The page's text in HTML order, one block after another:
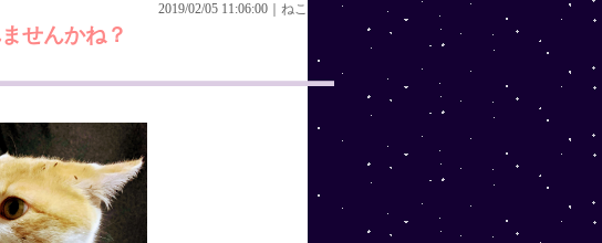
2019/02/05 11:06:00｜ ねこ
せんかね？